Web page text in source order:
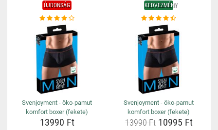
ÚJDONSÁG
Svenjoyment - öko-pamut
komfort boxer (fekete)
13990 Ft
KEDVEZMÉNY
Svenjoyment - öko-pamut
komfort boxer (fekete)
13990 Ft10995 Ft